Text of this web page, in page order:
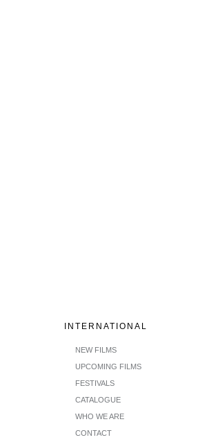
INTERNATIONAL
NEW FILMS
UPCOMING FILMS
FESTIVALS
CATALOGUE
WHO WE ARE
CONTACT